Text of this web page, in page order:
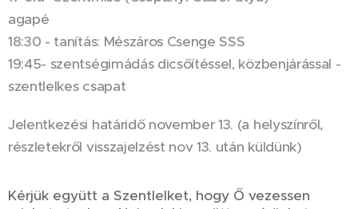
agapé
18:30 - tanítás: Mészáros Csenge SSS
19:45- szentségimádás dicsőítéssel, közbenjárással -
szentlelkes csapat
Jelentkezési határidő november 13. (a helyszínről,
részletekről visszajelzést nov 13. után küldünk)
Kérjük együtt a Szentlelket, hogy Ő vezessen